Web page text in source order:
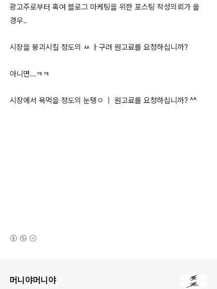
광고주로부터 혹여 블로그 마케팅을 위한 포스팅 작성의뢰가 올
경우..
시장을 붕괴시킬 정도의 ㅆ ㅏ구려 원고료를 요청하십니까?
아니면...ㅋㅋ
시장에서 욕먹을 정도의 눈텡ㅇ ㅣ 원고료를 요청하십니까? ^^
머니야머니야